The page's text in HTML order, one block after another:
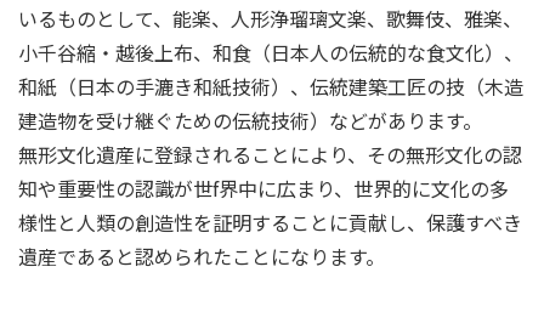
いるものとして、能楽、人形浄瑠璃文楽、歌舞伎、雅楽、
小千谷縮・越後上布、和食（日本人の伝統的な食文化）、
和紙（日本の手漉き和紙技術）、伝統建築工匠の技（木造
建造物を受け継ぐための伝統技術）などがあります。
無形文化遺産に登録されることにより、その無形文化の認
知や重要性の認識が世f界中に広まり、世界的に文化の多
様性と人類の創造性を証明することに貢献し、保護すべき
遺産であると認められたことになります。